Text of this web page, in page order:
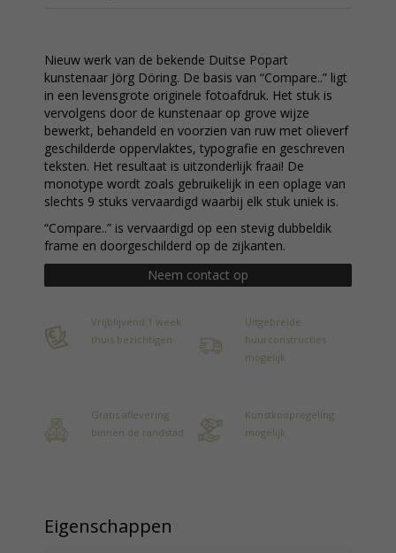
Nieuw werk van de bekende Duitse Popart
kunstenaar Jörg Döring. De basis van “Compare..” ligt
in een levensgrote originele fotoafdruk. Het stuk is
vervolgens door de kunstenaar op grove wijze
bewerkt, behandeld en voorzien van ruw met olieverf
geschilderde oppervlaktes, typografie en geschreven
teksten. Het resultaat is uitzonderlijk fraai! De
monotype wordt zoals gebruikelijk in een oplage van
slechts 9 stuks vervaardigd waarbij elk stuk uniek is.
“Compare..” is vervaardigd op een stevig dubbeldik
frame en doorgeschilderd op de zijkanten.
Neem contact op
Vrijblijvend 1 week
thuis bezichtigen
Uitgebreide
huurconstructies
mogelijk
Gratis aflevering
binnen de randstad
Kunstkoopregeling
mogelijk
Eigenschappen